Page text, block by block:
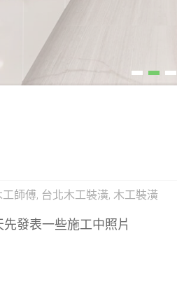
工師傅, 台北木工裝潢, 木工裝潢
發表一些施工中照片